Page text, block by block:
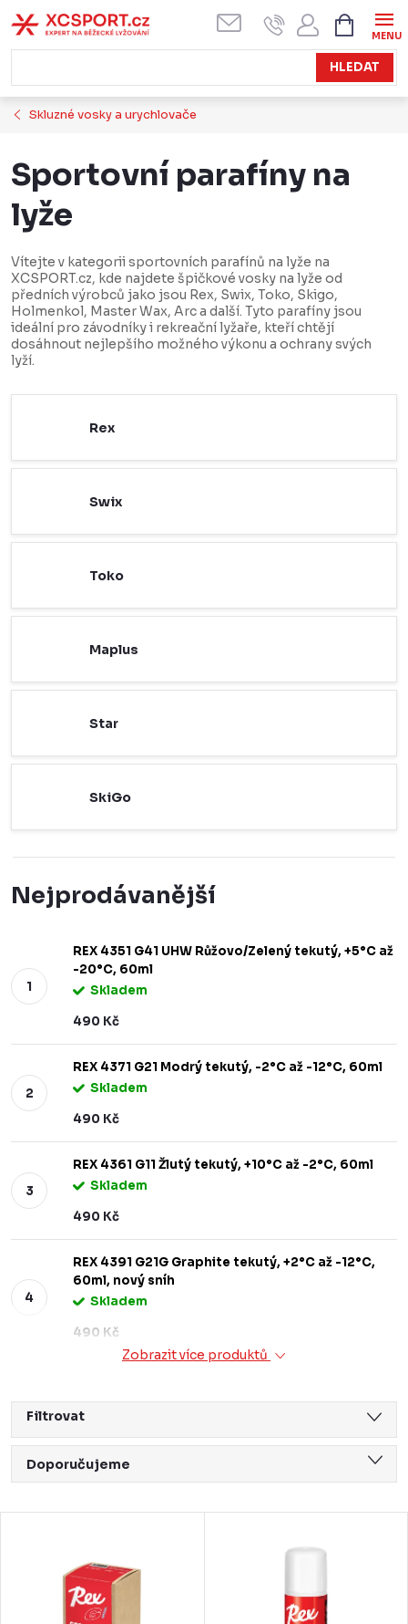
na
obsah
HLEDAT
KOŠÍK
Skluzné vosky a urychlovače
Sportovní parafíny na
lyže
Vítejte v kategorii sportovních parafínů na lyže na
XCSPORT.cz, kde najdete špičkové vosky na lyže od
předních výrobců jako jsou Rex, Swix, Toko, Skigo,
Holmenkol, Master Wax, Arc a další. Tyto parafíny jsou
ideální pro závodníky i rekreační lyžaře, kteří chtějí
dosáhnout nejlepšího možného výkonu a ochrany svých
lyží.
Rex
Swix
Toko
Maplus
Star
SkiGo
Nejprodávanější
REX 4351 G41 UHW Růžovo/Zelený tekutý, +5°C až
-20°C, 60ml
Skladem
490 Kč
REX 4371 G21 Modrý tekutý, -2°C až -12°C, 60ml
Skladem
490 Kč
REX 4361 G11 Žlutý tekutý, +10°C až -2°C, 60ml
Skladem
490 Kč
REX 4391 G21G Graphite tekutý, +2°C až -12°C,
60ml, nový sníh
Skladem
490 Kč
Zobrazit více produktů
Filtrovat
Ř
a
Doporučujeme
Nejprodávanější
Abecedně